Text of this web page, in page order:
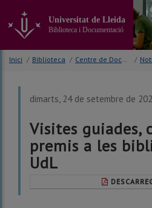
contingut
principal
Universitat de Lleida
Biblioteca i Documentació
Inici / Biblioteca / Centre de Documentació Europea (CDE) /
dimarts, 24 de setembre de
Visites guiades,
premis a les
UdL